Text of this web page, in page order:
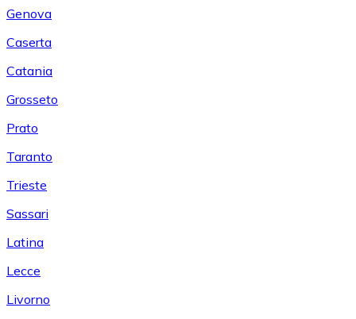
Genova
Caserta
Catania
Grosseto
Prato
Taranto
Trieste
Sassari
Latina
Lecce
Livorno